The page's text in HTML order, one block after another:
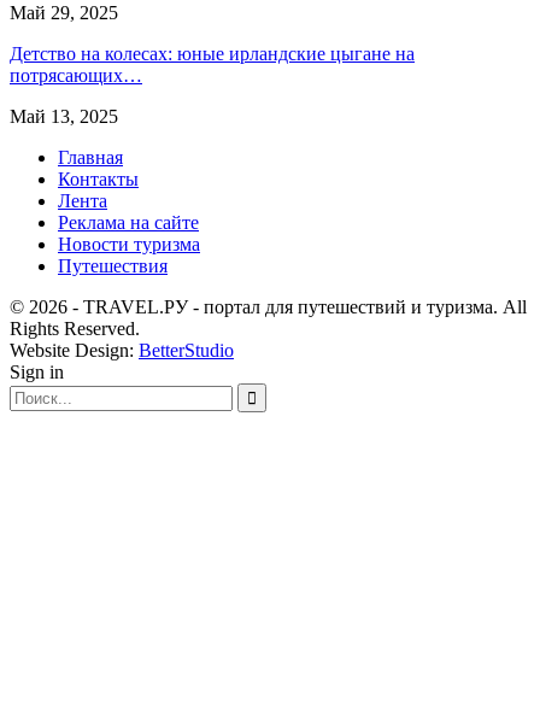
Май 29, 2025
Детство на колесах: юные ирландские цыгане на
потрясающих…
Май 13, 2025
Главная
Контакты
Лента
Реклама на сайте
Новости туризма
Путешествия
© 2026 - TRAVEL.РУ - портал для путешествий и туризма. All
Rights Reserved.
Website Design: BetterStudio
Sign in